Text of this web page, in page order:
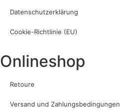
Datenschutzerklärung
Cookie-Richtlinie (EU)
Onlineshop
Retoure
Versand und Zahlungsbedingungen